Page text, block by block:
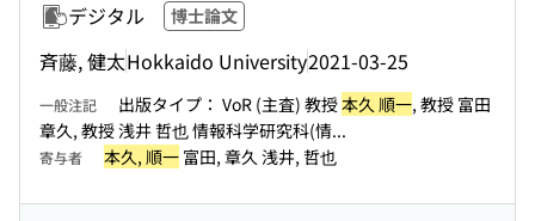
デジタル 博士論文
斉藤, 健太Hokkaido University2021-03-25
一般注記 出版タイプ： VoR (主査) 教授本久 順一, 教授 富田
章久, 教授 浅井 哲也 情報科学研究科(情...
寄与者 本久, 順一 富田, 章久 浅井, 哲也